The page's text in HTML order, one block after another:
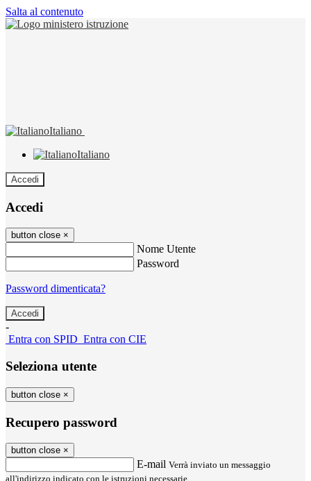
Salta al contenuto
Italiano
Italiano
Accedi
Accedi
button close ×
Nome Utente
Password
Password dimenticata?
-
Entra con SPID Entra con CIE
Seleziona utente
button close ×
Recupero password
button close ×
E-mail Verrà inviato un messaggio
all'indirizzo indicato con le istruzioni necessarie.